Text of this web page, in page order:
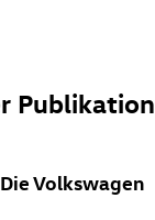
Publikation
Volkswagen